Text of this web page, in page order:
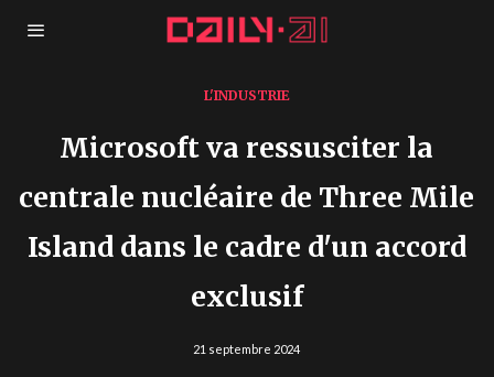
L'INDUSTRIE
Microsoft va ressusciter la
centrale nucléaire de Three Mile
Island dans le cadre d'un accord
exclusif
21 septembre 2024